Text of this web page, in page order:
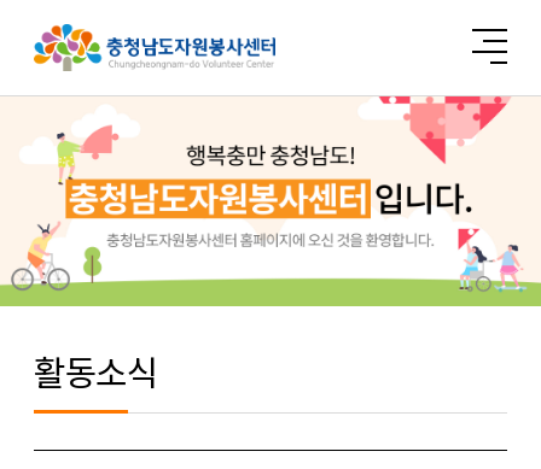
활동소식